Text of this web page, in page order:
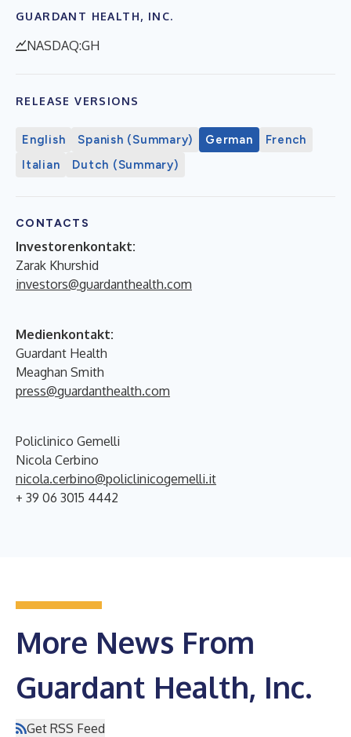
GUARDANT HEALTH, INC.
NASDAQ:GH
RELEASE VERSIONS
English Spanish (Summary) German
French
Italian
Dutch (Summary)
CONTACTS
Investorenkontakt:
Zarak Khurshid
investors@guardanthealth.com
Medienkontakt:
Guardant Health
Meaghan Smith
press@guardanthealth.com
Policlinico Gemelli
Nicola Cerbino
nicola.cerbino@policlinicogemelli.it
+ 39 06 3015 4442
More News From
Guardant Health, Inc.
Get RSS Feed